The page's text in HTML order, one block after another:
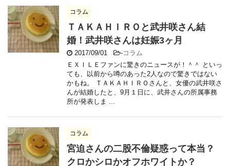
コラム
ＴＡＫＡＨＩＲＯと武井咲さん結
婚！武井咲さんは妊娠3ヶ月
2017/09/01 -コラム
ＥＸＩＬＥファンに驚きのニュースが！＾＾ といっ
ても、以前から噂のあった2人なので驚きではない
かもね。 ＴＡＫＡＨＩＲＯさんと、女優の武井咲さ
んが結婚したと、9月１日に、武井さんの所属事務
所が発表しま ...
コラム
宮迫さんの二股不倫疑惑って本当？
クロかシロかオフホワイトか？